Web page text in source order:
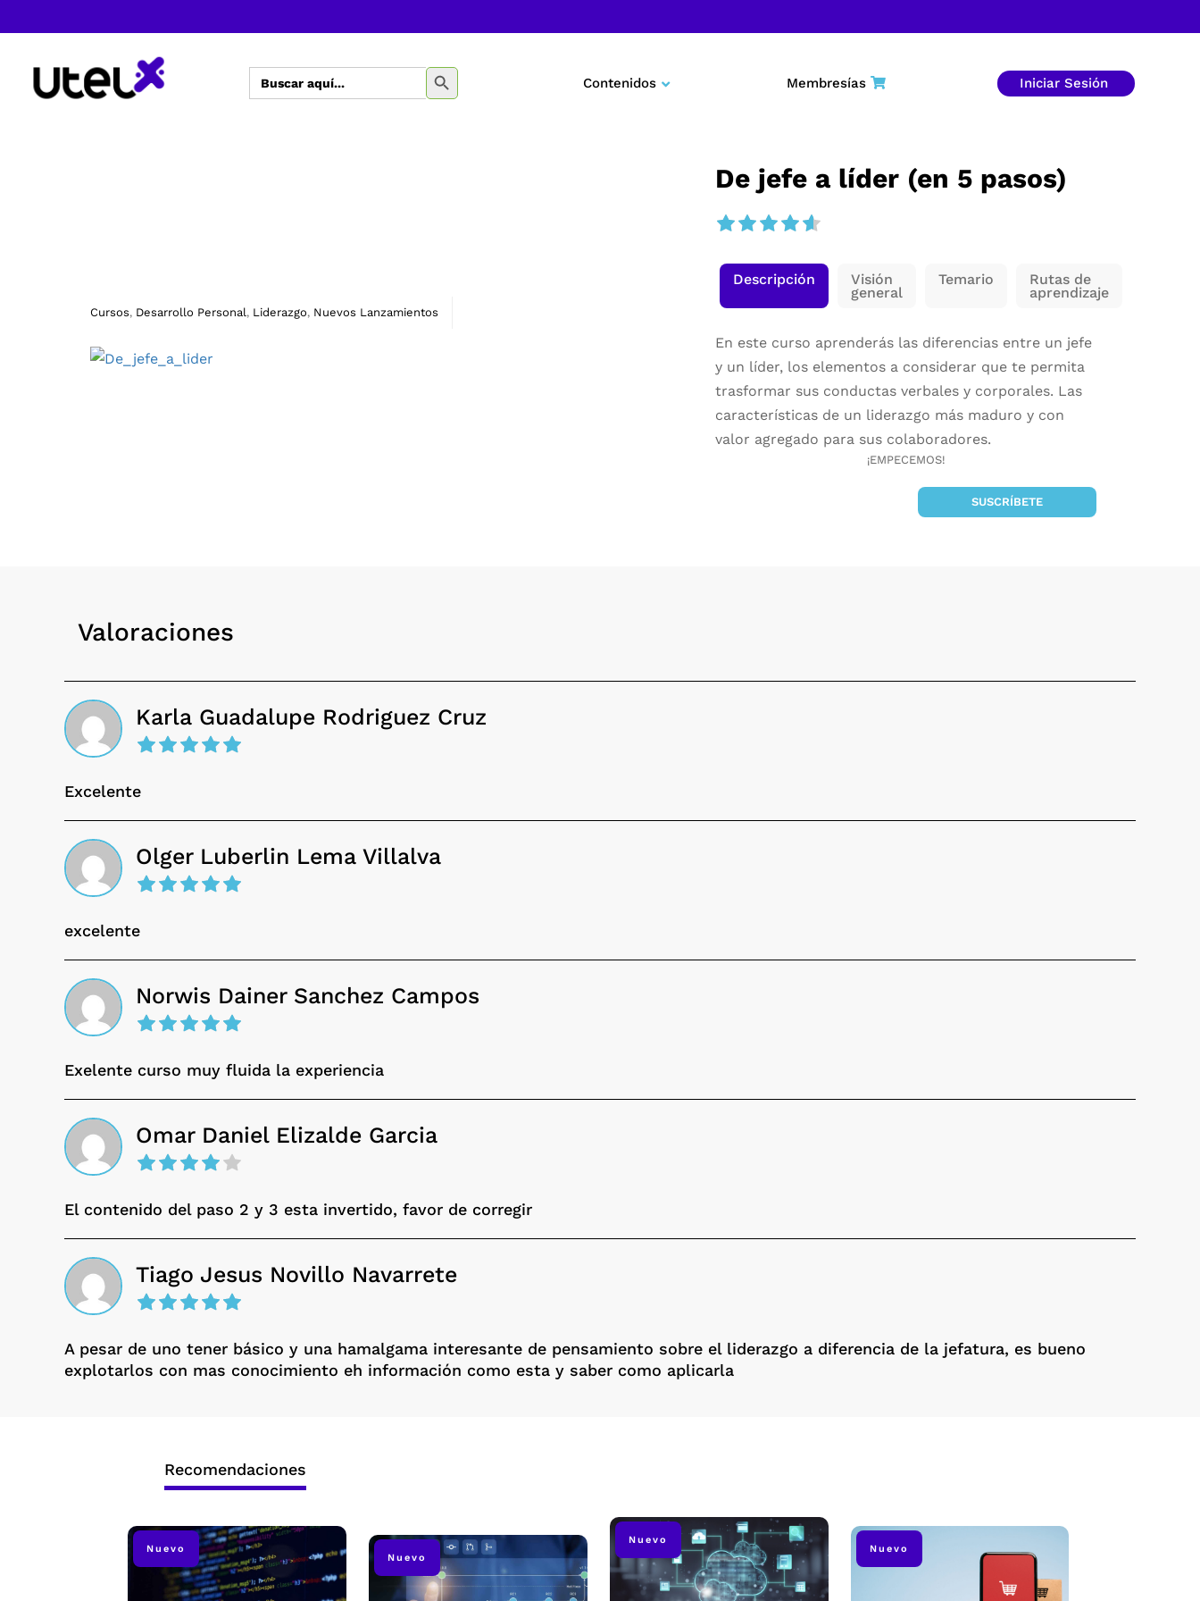
Buscar: BOTÓN DE BÚSQUEDA
Contenidos Membresías Iniciar Sesión
Cursos, Desarrollo Personal, Liderazgo, Nuevos Lanzamientos
De jefe a líder (en 5 pasos)
Descripción Visión
general
Temario Rutas de
aprendizaje
En este curso aprenderás las diferencias entre un jefe
y un líder, los elementos a considerar que te permita
trasformar sus conductas verbales y corporales. Las
características de un liderazgo más maduro y con
valor agregado para sus colaboradores.
¡EMPECEMOS!
SUSCRÍBETE
Valoraciones
Karla Guadalupe Rodriguez Cruz
Excelente
Olger Luberlin Lema Villalva
excelente
Norwis Dainer Sanchez Campos
Exelente curso muy fluida la experiencia
Omar Daniel Elizalde Garcia
El contenido del paso 2 y 3 esta invertido, favor de corregir
Tiago Jesus Novillo Navarrete
A pesar de uno tener básico y una hamalgama interesante de pensamiento sobre el liderazgo a diferencia de la jefatura, es bueno
explotarlos con mas conocimiento eh información como esta y saber como aplicarla
Recomendaciones
Nuevo
Nuevo
Nuevo
Nuevo